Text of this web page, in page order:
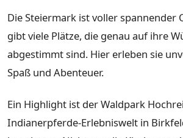
Die Steiermark ist voller spannender
gibt viele Plätze, die genau auf ihre
abgestimmt sind. Hier erleben sie
Spaß und Abenteuer.
Ein Highlight ist der Waldpark
Indianerpferde-Erlebniswelt in